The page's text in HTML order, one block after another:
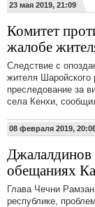
23 мая 2019, 21:09
Комитет
жалобе
Следствие с
жителя
преследование за
села Кенхи,
08 февраля 2019,
Джалалдинов
обещаниях
Глава Чечни
республике,